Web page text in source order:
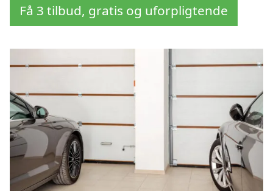
Få 3 tilbud, gratis og uforpligtende